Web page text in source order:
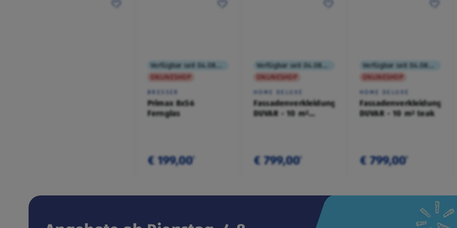
ONLINESHOP
BRESSER
Primax 8x56
Fernglas
€ 199,00¹
ONLINESHOP
HOME DELUXE
Fassadenverkleidung
DUVAR - 10 m²
€ 799,00¹
ONLINESHOP
HOME DELUXE
Fassadenverkleidung
DUVAR - 10 m² teak
€ 799,00¹